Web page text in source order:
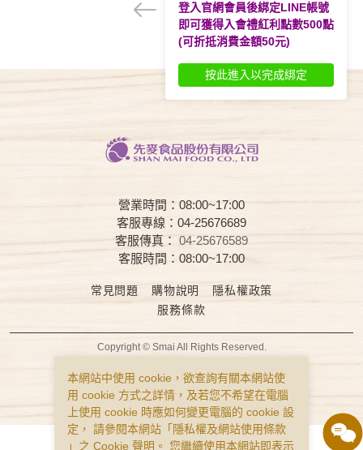
1
營業時間：08:00~17:00
客服專線：04-25676689
客服傳真： 04-25676589
客服時間：08:00~17:00
常見問題 購物說明
隱私權政策
服務條款
Copyright © Smai All Rights Reserved.
本網站中使用 cookie，欲查詢有關本網站使
用 cookie 方式之詳情，及若您不希望在電腦
上使用 cookie 時應如何變更電腦的 cookie 設
定， 請參閱本網站「 隱私權及網站使用條款
」之 Cookie 聲明。 您繼續使用本網站即表示
登入官網會員後綁定LINE帳號
即可獲得入會禮紅利點數500點
(可折抵消費金額50元)
按此進入以完成綁定